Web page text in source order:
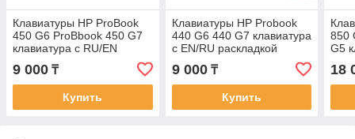
Клавиатуры HP ProBook
450 G6 ProBbook 450 G7
клавиатура c RU/EN
раскладкой без
подсветкиой
9 000 ₸
Купить
Клавиатуры HP Probook
440 G6 440 G7 клавиатура
c EN/RU раскладкой
9 000₸
Купить
850
G5
18